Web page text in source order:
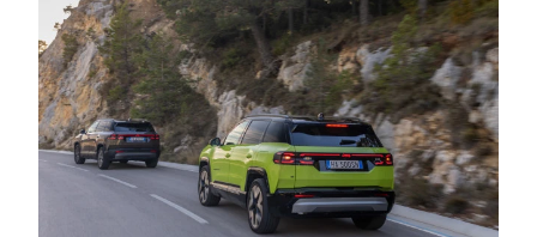
DRIVE Away
MOTO
Μεταχειρισμένο